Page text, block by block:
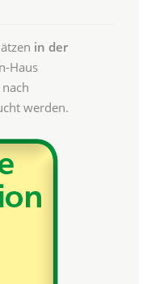
in der
Haus
werden.